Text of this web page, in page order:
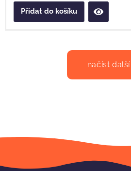
Přidat do košíku
načíst další